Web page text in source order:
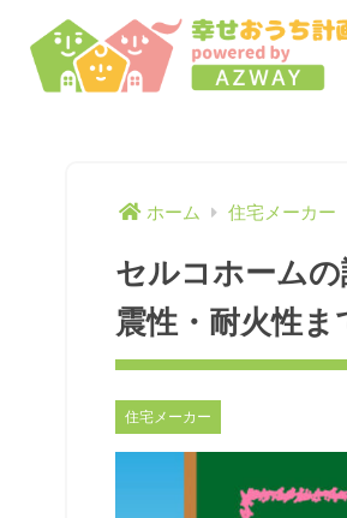
ホーム 住宅メーカー
セルコホーム
震性・耐火性ま
住宅メーカー